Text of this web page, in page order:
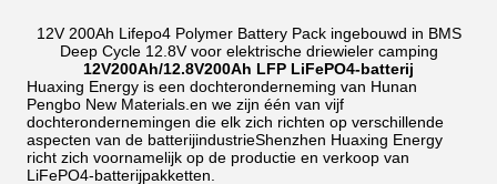
12V 200Ah Lifepo4 Polymer Battery Pack ingebouwd in BMS
Deep Cycle 12.8V voor elektrische driewieler camping
12V200Ah/12.8V200Ah LFP LiFePO4-batterij
Huaxing Energy is een dochteronderneming van Hunan
Pengbo New Materials.en we zijn één van vijf
dochterondernemingen die elk zich richten op verschillende
aspecten van de batterijindustrieShenzhen Huaxing Energy
richt zich voornamelijk op de productie en verkoop van
LiFePO4-batterijpakketten.